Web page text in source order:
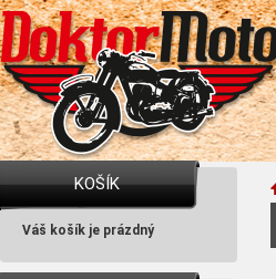
KOŠÍK
Váš košík je prázdný